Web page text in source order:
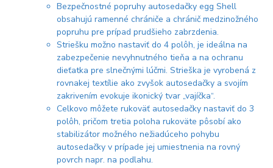
Bezpečnostné popruhy autosedačky egg Shell
obsahujú ramenné chrániče a chránič medzinožného
popruhu pre prípad prudšieho zabrzdenia.
Striešku možno nastaviť do 4 polôh, je ideálna na
zabezpečenie nevyhnutného tieňa a na ochranu
dieťatka pre slnečnými lúčmi. Strieška je vyrobená z
rovnakej textílie ako zvyšok autosedačky a svojím
zakrivením evokuje ikonický tvar „vajíčka“.
Celkovo môžete rukoväť autosedačky nastaviť do 3
polôh, pričom tretia poloha rukoväte pôsobí ako
stabilizátor možného nežiadúceho pohybu
autosedačky v prípade jej umiestnenia na rovný
povrch napr. na podlahu.